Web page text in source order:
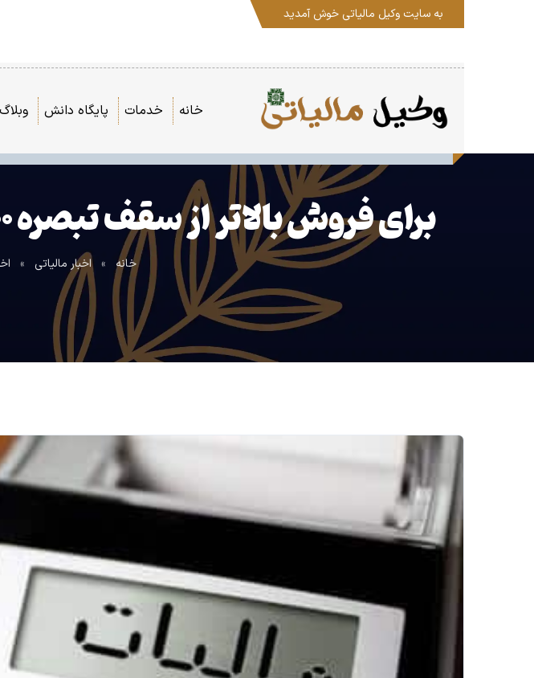
به سایت وکیل مالیاتی خوش آمدید
خانه خدمات پایگاه دانش وبلاگ
برای فروش بالاتر از سقف تبصره ۱۰۰، اظهارنامه تعاملی تولید می‌شود
خانه » اخبار مالیاتی »